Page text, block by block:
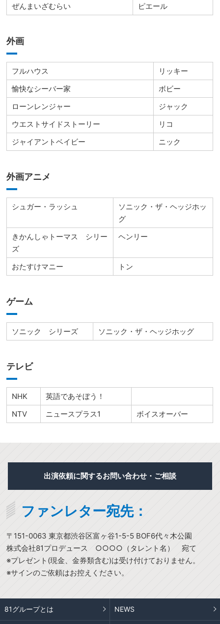
ぜんまいざむらい
ピエール
外画
フルハウス
リッキー
愉快なシーバー家
ボビー
ローンレンジャー
ジャック
ウエストサイドストーリー
リコ
ジャイアントベイビー
ニック
外画アニメ
シュガー・ラッシュ
ソニック・ザ・ヘッジホッ
グ
きかんしゃトーマス シリー
ズ
ヘンリー
おたすけマニー トン
ゲーム
ソニック シリーズ ソニック・ザ・ヘッジホッグ
テレビ
NHK
英語であそぼう！
NTV
ニュースプラス1 ボイスオーバー
出演依頼に関するお問い合わせ・ご相談
ファンレター宛先：
〒151-0063 東京都渋谷区富ヶ谷1-5-5 BOF6代々木公園
株式会社81プロデュース ○○○○（タレント名） 宛て
※プレゼント(現金、金券類含む)は受け付けておりません。
※サインのご依頼はお控えください。
81グループとは NEWS